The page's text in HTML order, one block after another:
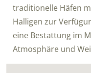
traditionelle Häfen
Halligen zur
eine Bestattung im
Atmosphäre und